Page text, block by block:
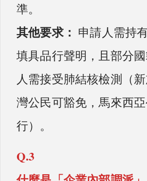
準。
其他要求： 申請人需持
填具品行聲明，且部分
人需接受肺結核檢測（
灣公民可豁免，馬來西
行）。
Q.3